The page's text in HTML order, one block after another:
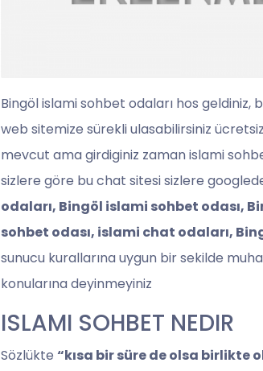
Bingöl islami sohbet odaları hos geldiniz,
web sitemize sürekli ulasabilirsiniz
mevcut ama girdiginiz zaman islami
sizlere göre bu chat sitesi sizlere
odaları, Bingöl islami sohbet odası,
sohbet odası, islami chat odaları,
sunucu kurallarına uygun bir sekilde
konularına deyinmeyiniz
ISLAMI SOHBET NEDIR
Sözlükte “kısa bir süre de olsa birlikte